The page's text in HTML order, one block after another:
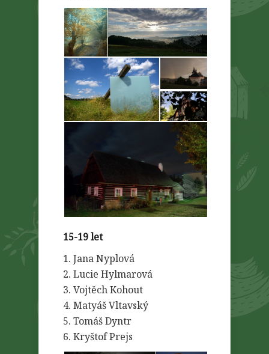
15-19 let
1. Jana Nyplová
2. Lucie Hylmarová
3. Vojtěch Kohout
4. Matyáš Vltavský
5. Tomáš Dyntr
6. Kryštof Prejs